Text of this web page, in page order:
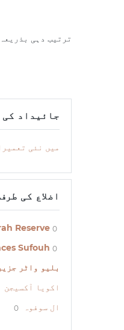
ترتیب دہی بذریعہ
جائیداد
میں نئی
اضلاع کی
Reserve 0
Sufouh 0
بلیو واٹر
اکویا آکسیجن
ال سوفوہ 0